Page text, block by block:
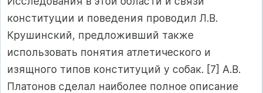
конституции и поведения проводил Л.В.
Крушинский, предложивший также
использовать понятия атлетического и
изящного типов конституций у собак. [7] А.В.
Платонов сделал наиболее полное описание